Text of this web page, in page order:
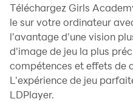
Academy · Awakening.
Lorsque vous jouez à Girls
PC, en tant que nouveau
nouveau compte,Multi-
sont particulièrement
pouvez les utiliser pour
Téléchargez Girls
le sur votre ordinateur
l'avantage d'une vision
d'image de jeu la plus
compétences et effets de
L'expérience de jeu
LDPlayer.